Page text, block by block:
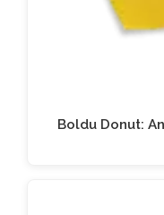
Boldu Donut: